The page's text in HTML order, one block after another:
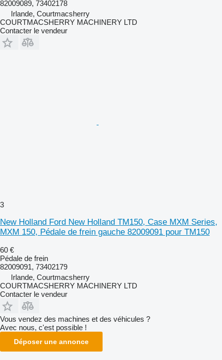
82009089, 73402178
Irlande, Courtmacsherry
COURTMACSHERRY MACHINERY LTD
Contacter le vendeur
3
New Holland Ford New Holland TM150, Case MXM Series,
MXM 150, Pédale de frein gauche 82009091 pour TM150
60 €
Pédale de frein
82009091, 73402179
Irlande, Courtmacsherry
COURTMACSHERRY MACHINERY LTD
Contacter le vendeur
Vous vendez des machines et des véhicules ?
Avec nous, c'est possible !
Déposer une annonce